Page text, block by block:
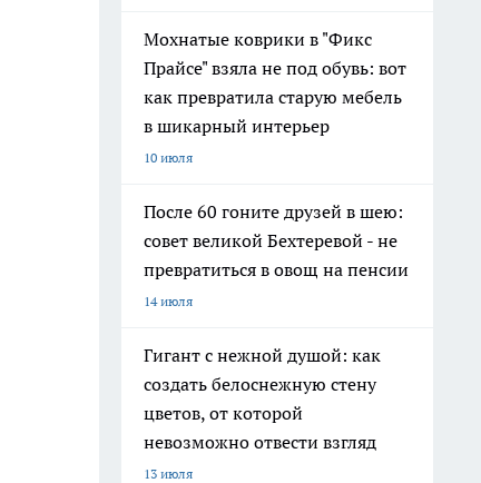
Мохнатые коврики в "Фикс
Прайсе" взяла не под обувь: вот
как превратила старую мебель
в шикарный интерьер
10 июля
После 60 гоните друзей в шею:
совет великой Бехтеревой - не
превратиться в овощ на пенсии
14 июля
Гигант с нежной душой: как
создать белоснежную стену
цветов, от которой
невозможно отвести взгляд
13 июля